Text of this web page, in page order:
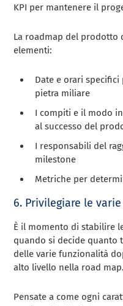
KPI per mantenere il
La roadmap del prodotto
elementi:
Date e orari
pietra miliare
I compiti e il modo
al successo del
I responsabili del
milestone
Metriche per
6. Privilegiare le
È il momento di stabilire
quando si decide quanto
delle varie funzionalità
alto livello nella road map.
Pensate a come ogni